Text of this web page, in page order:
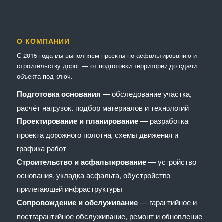
О КОМПАНИИ
С 2015 года мы выполняем проекты по асфальтированию и
строительству дорог — от подготовки территории до сдачи
объекта под ключ.
Подготовка основания — обследование участка,
расчёт нагрузок, подбор материалов и технологий
Проектирование и планирование— разработка
проекта дорожного полотна, схемы движения и
графика работ
Строительство и асфальтирование— устройство
основания, укладка асфальта, обустройство
прилегающей инфраструктуры
Сопровождение и обслуживание— гарантийное и
постгарантийное обслуживание, ремонт и обновление